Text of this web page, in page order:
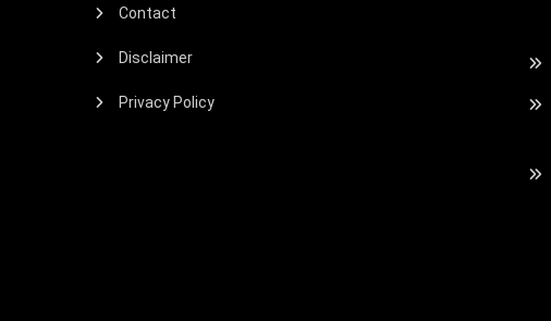
Contact
Disclaimer
Privacy Policy